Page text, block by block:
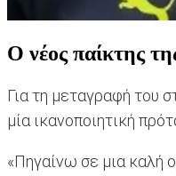
Ο νέος παίκτης
Για τη μεταγραφή του
μία ικανοποιητική
«Πηγαίνω σε μια καλή